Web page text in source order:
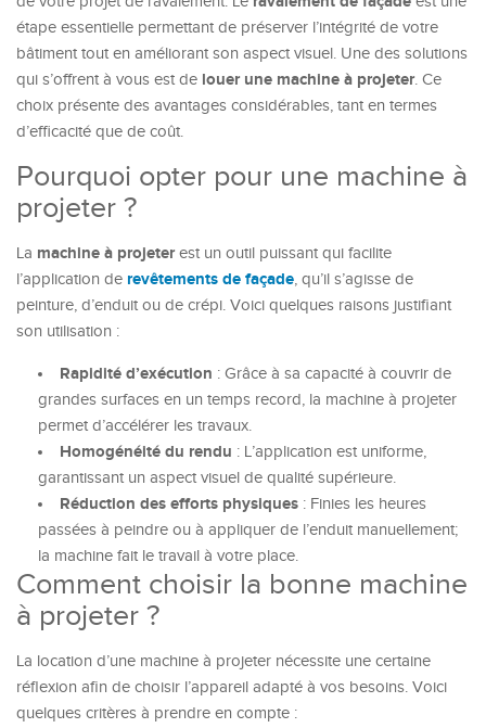
étape essentielle permettant de préserver l’intégrité de votre
bâtiment tout en améliorant son aspect visuel. Une des solutions
qui s’offrent à vous est de louer une machine à projeter. Ce
choix présente des avantages considérables, tant en termes
d’efficacité que de coût.
Pourquoi opter pour une machine à
projeter ?
La machine à projeterest un outil puissant qui facilite
l’application de revêtements de façade, qu’il s’agisse de
peinture, d’enduit ou de crépi. Voici quelques raisons justifiant
son utilisation :
Rapidité d’exécution : Grâce à sa capacité à couvrir de
grandes surfaces en un temps record, la machine à projeter
permet d’accélérer les travaux.
Homogénéité du rendu : L’application est uniforme,
garantissant un aspect visuel de qualité supérieure.
Réduction des efforts physiques : Finies les heures
passées à peindre ou à appliquer de l’enduit manuellement;
la machine fait le travail à votre place.
Comment choisir la bonne machine
à projeter ?
La location d’une machine à projeter nécessite une certaine
réflexion afin de choisir l’appareil adapté à vos besoins. Voici
quelques critères à prendre en compte :